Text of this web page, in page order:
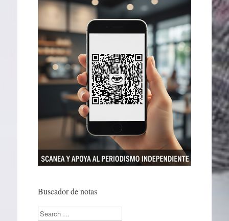
Buscador de notas
Search